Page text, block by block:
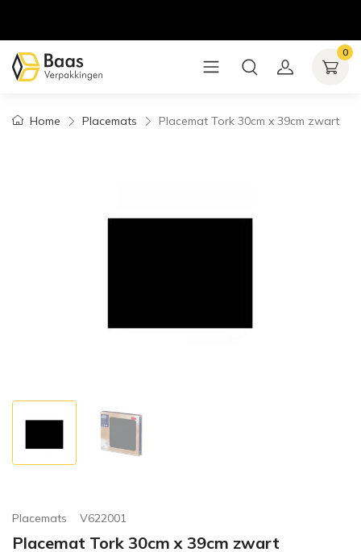
0
Home Placemats Placemat Tork 30cm x 39cm zwart
Placemats V622001
Placemat Tork 30cm x 39cm zwart